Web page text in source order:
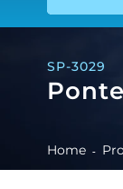
SP-3029
Home